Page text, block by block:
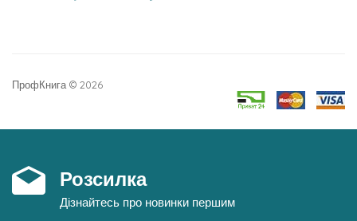
ПрофКнига © 2026
Розсилка
Дізнайтесь про новинки першим